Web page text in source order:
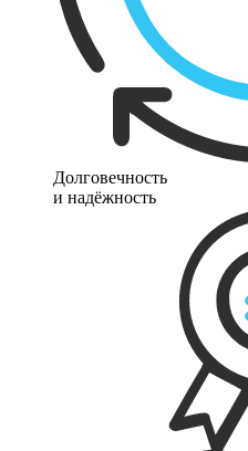
Долговечность
и надёжность